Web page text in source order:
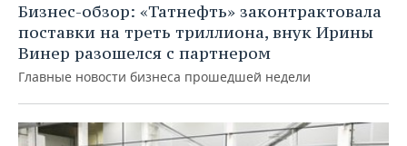
Бизнес-обзор: «Татнефть» законтрактовала
поставки на треть триллиона, внук Ирины
Винер разошелся с партнером
Главные новости бизнеса прошедшей недели